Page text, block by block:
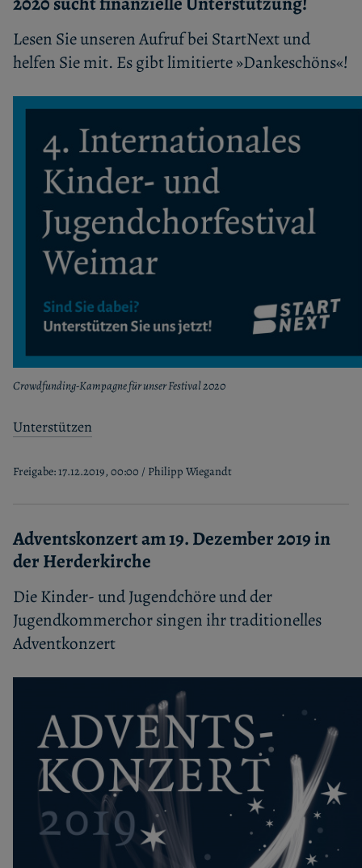
Lesen Sie unseren Aufruf bei StartNext und
helfen Sie mit. Es gibt limitierte »Dankeschöns«!
Crowdfunding-Kampagne für unser Festival 2020
Unterstützen
Freigabe: 17.12.2019, 00:00 / Philipp Wiegandt
Adventskonzert am 19. Dezember 2019 in
der Herderkirche
Die Kinder- und Jugendchöre und der
Jugendkommerchor singen ihr traditionelles
Adventkonzert